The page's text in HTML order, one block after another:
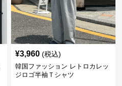
¥3,960 (税込)
韓国ファッション レトロカレッ
ジロゴ半袖Ｔシャツ